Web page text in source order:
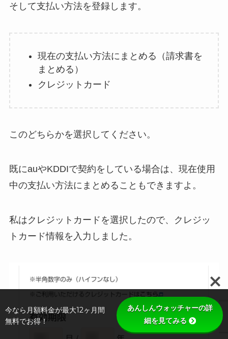
そして支払い方法を登録します。
現在の支払い方法にまとめる（請求書を
まとめる）
クレジットカード
このどちらかを選択してください。
既にauやKDDIで契約をしている場合は、現在使用
中の支払い方法にまとめることもできますよ。
私はクレジットカードを選択したので、クレジッ
トカード情報を入力しました。
今なら月額料金が最大12ヶ月間
無料でお得！
あんしんウォッチャーの詳
細を見てみる